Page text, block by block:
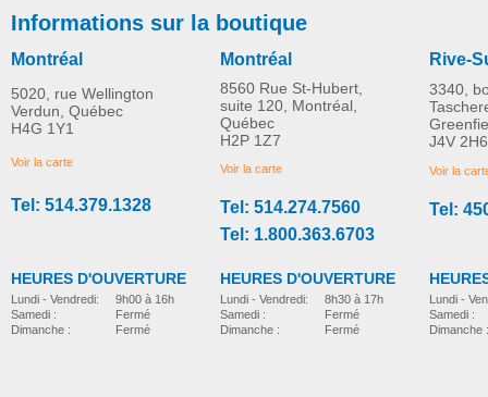
Informations sur la boutique
Montréal
5020, rue Wellington
Verdun, Québec
H4G 1Y1
Voir la carte
Tel: 514.379.1328
HEURES D'OUVERTURE
Lundi - Vendredi:
Samedi :
Dimanche :
9h00 à 16h
Fermé
Fermé
Montréal
8560 Rue St-Hubert,
suite 120, Montréal,
Québec
H2P 1Z7
Voir la carte
Tel: 514.274.7560
Tel: 1.800.363.6703
HEURES D'OUVERTURE
Lundi - Vendredi:
Samedi :
Dimanche :
8h30 à 17h
Fermé
Fermé
Rive-
3340,
J4V 2H6
Voir la
Tel:
Lundi -
Samedi :
Dimanche :